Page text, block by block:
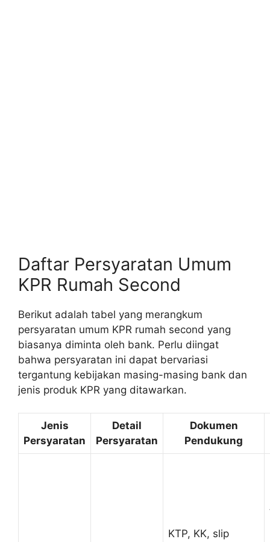
Daftar Persyaratan Umum
KPR Rumah Second
Berikut adalah tabel yang merangkum
persyaratan umum KPR rumah second yang
biasanya diminta oleh bank. Perlu diingat
bahwa persyaratan ini dapat bervariasi
tergantung kebijakan masing-masing bank dan
jenis produk KPR yang ditawarkan.
Jenis
Persyaratan
Detail
Persyaratan
Dokumen
Pendukung
KTP, KK, slip